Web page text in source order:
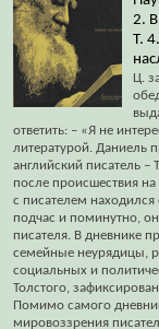
2.
Т.
Ц.
ответить: – «Я не
литературой. Даниель
английский писатель –
после происшествия
с писателем
подчас и поминутно,
писателя. В дневнике
семейные неурядицы,
социальных и
Толстого,
Помимо самого
мировоззрения